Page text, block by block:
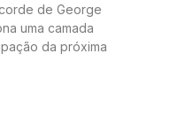
de George
uma camada
da próxima